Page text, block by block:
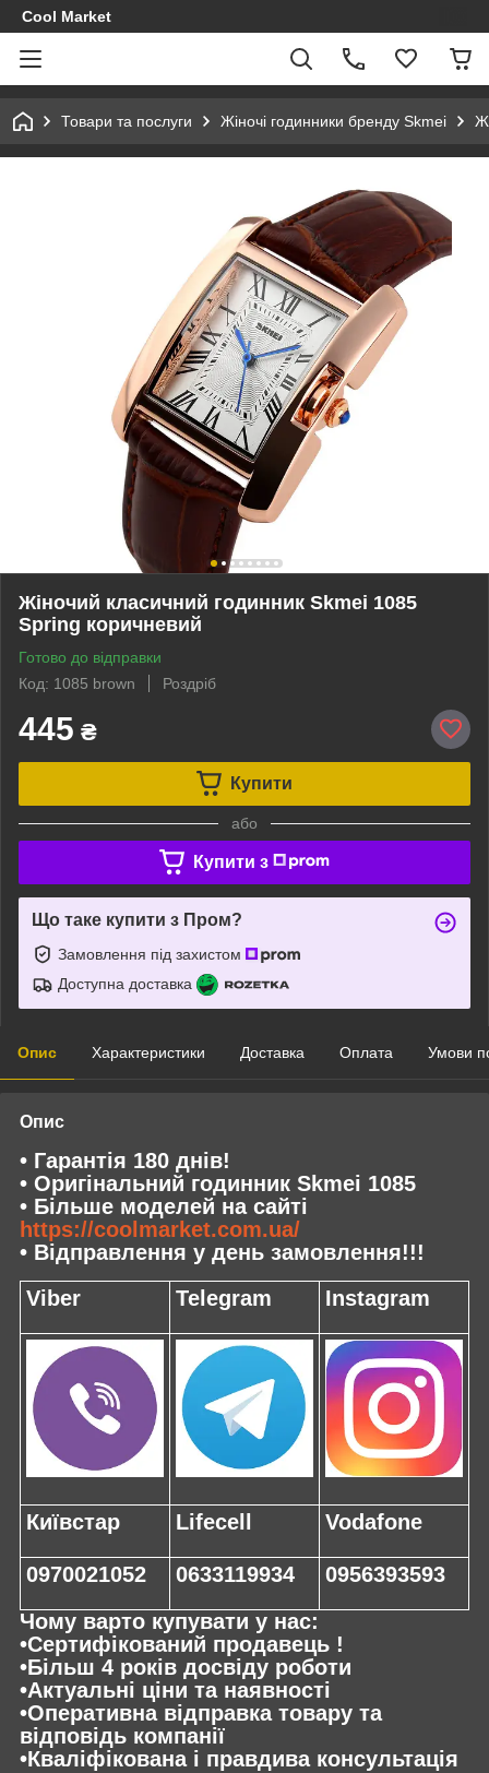
Cool Market
Товари та послуги Жіночі годинники бренду Skmei
Жіночий класичний годинник Skmei 1085
Spring коричневий
Готово до відправки
Код: 1085 brown
Роздріб
445 ₴
Купити
або
Купити з
Що таке купити з Пром?
Замовлення під захистом
Доступна доставка
Опис Характеристики Доставка Оплата Умови
Опис
• Гарантія 180 днів!
• Оригінальний годинник Skmei 1085
• Більше моделей на сайті
https://coolmarket.com.ua/
• Відправлення у день замовлення!!!
Viber
Telegram Instagram
Київстар Lifecell Vodafone
0970021052 0633119934
0956393593
Чому варто купувати у нас:
•Сертифікований продавець !
•Більш 4 років досвіду роботи
•Актуальні ціни та наявності
•Оперативна відправка товару та
відповідь компанії
•Кваліфікована і правдива консультація